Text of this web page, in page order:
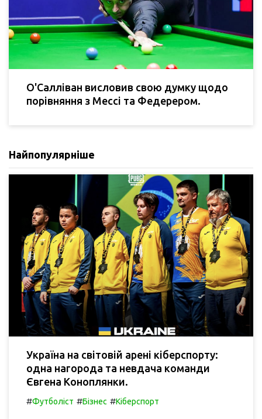
О'Салліван висловив свою думку щодо
порівняння з Мессі та Федерером.
Найпопулярніше
Україна на світовій арені кіберспорту:
одна нагорода та невдача команди
Євгена Коноплянки.
#Футболіст #Бізнес #Кіберспорт